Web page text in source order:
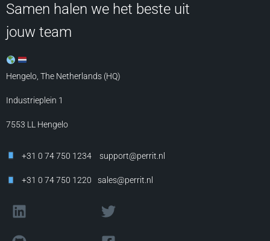
Samen halen we het beste uit
jouw team
Hengelo, The Netherlands (HQ)
Industrieplein 1
7553 LL Hengelo
+31 0 74 750 1234 support@perrit.nl
+31 0 74 750 1220 sales@perrit.nl